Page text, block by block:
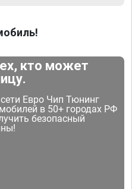
кто может
Евро Чип Тюнинг
в 50+ городах РФ
безопасный